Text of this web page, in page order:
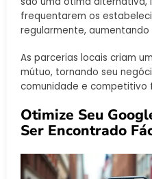
frequentarem os
regularmente,
As parcerias locais criam
mútuo, tornando seu
comunidade e competitivo
Otimize Seu
Ser Encontrado